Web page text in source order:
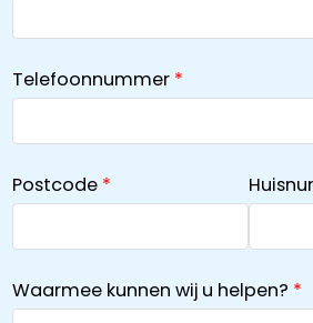
Telefoonnummer
Postcode
Waarmee kunnen wij u helpen?